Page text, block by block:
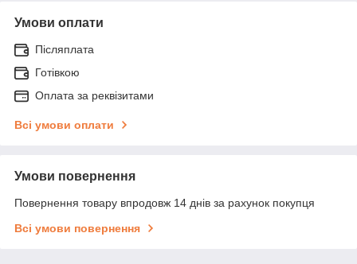
Умови оплати
Післяплата
Готівкою
Оплата за реквізитами
Всі умови оплати
Умови повернення
Повернення товару впродовж 14 днів за рахунок покупця
Всі умови повернення